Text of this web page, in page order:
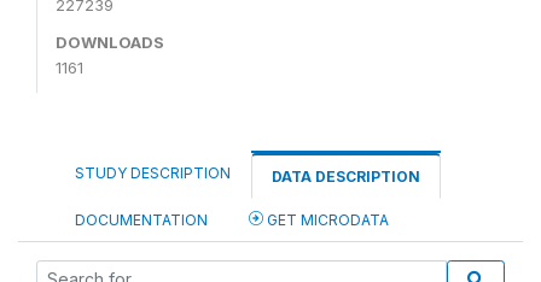
227239
DOWNLOADS
1161
STUDY DESCRIPTION DATA DESCRIPTION
DOCUMENTATION GET MICRODATA